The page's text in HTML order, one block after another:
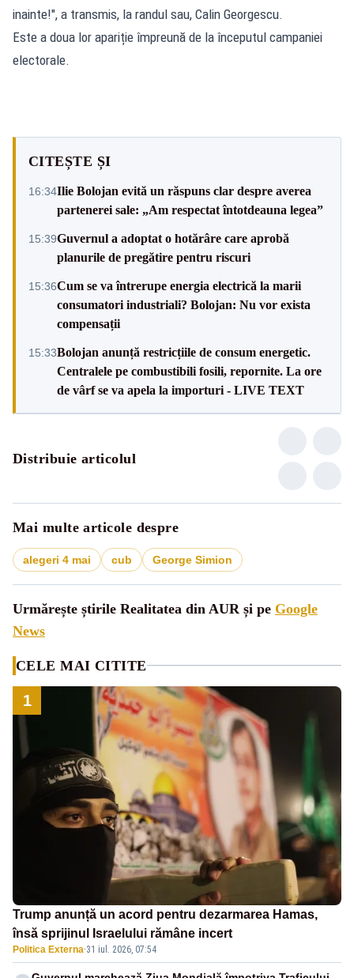
inainte!", a transmis, la randul sau, Calin Georgescu.
Este a doua lor apariție împreună de la începutul campaniei
electorale.
CITEȘTE ȘI
16:34Ilie Bolojan evită un răspuns clar despre averea
partenerei sale: „Am respectat întotdeauna legea”
15:39Guvernul a adoptat o hotărâre care aprobă
planurile de pregătire pentru riscuri
15:36Cum se va întrerupe energia electrică la marii
consumatori industriali? Bolojan: Nu vor exista
compensații
15:33Bolojan anunță restricțiile de consum energetic.
Centralele pe combustibili fosili, repornite. La ore
de vârf se va apela la importuri - LIVE TEXT
Distribuie articolul
Mai multe articole despre
alegeri 4 mai cub George Simion
Urmărește știrile Realitatea din AUR și pe Google
News
CELE MAI CITITE
1
Trump anunță un acord pentru dezarmarea Hamas,
însă sprijinul Israelului rămâne incert
Politica Externa·31 iul. 2026, 07:54